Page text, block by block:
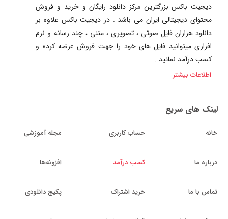
دیجیت باکس بزرگترین مرکز دانلود رایگان و خرید و فروش
محتوای دیجیتالی ایران می باشد . در دیجیت باکس علاوه بر
دانلود هزاران فایل صوتی ، تصویری ، متنی ، چند رسانه و نرم
افزاری میتوانید فایل های خود را جهت فروش عرضه کرده و
کسب درآمد نمائید .
اطلاعات بیشتر
لینک های سریع
خانه
درباره ما
تماس با ما
حساب کاربری
کسب درآمد
خرید اشتراک
مجله آموزشی
افزونه‌ها
پکیج دانلودی